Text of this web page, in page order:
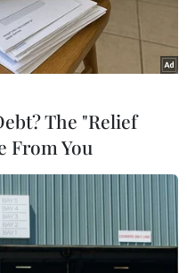
khai thác từ ngày 10/10 tới.
thông Vận tải ban
BGTVT quy định
The "Relief
From You